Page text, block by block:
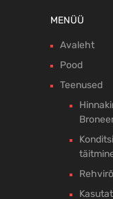
MENÜÜ
Avaleht
Pood
Teenused